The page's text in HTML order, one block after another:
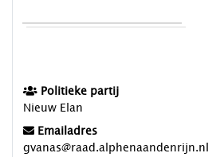
Politieke partij
Nieuw Elan
Emailadres
gvanas@raad.alphenaandenrijn.nl